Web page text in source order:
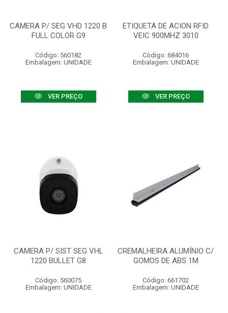
CAMERA P/ SEG VHD 1220 B
FULL COLOR G9
Código: 560182
Embalagem: UNIDADE
VER PREÇO
ETIQUETA DE ACION RFID
VEIC 900MHZ 3010
Código: 684016
Embalagem: UNIDADE
VER PREÇO
CAMERA P/ SIST SEG VHL
1220 BULLET G8
Código: 560075
Embalagem: UNIDADE
CREMALHEIRA ALUMÍNIO C/
GOMOS DE ABS 1M
Código: 661702
Embalagem: UNIDADE